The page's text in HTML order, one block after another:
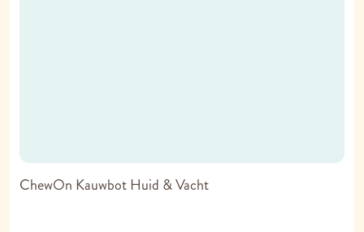
ChewOn Kauwbot Huid & Vacht